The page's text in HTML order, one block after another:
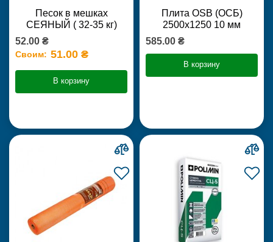
Песок в мешках
СЕЯНЫЙ ( 32-35 кг)
52.00 ₴
Своим: 51.00 ₴
В корзину
Плита OSB (ОСБ)
2500х1250 10 мм
585.00 ₴
В корзину